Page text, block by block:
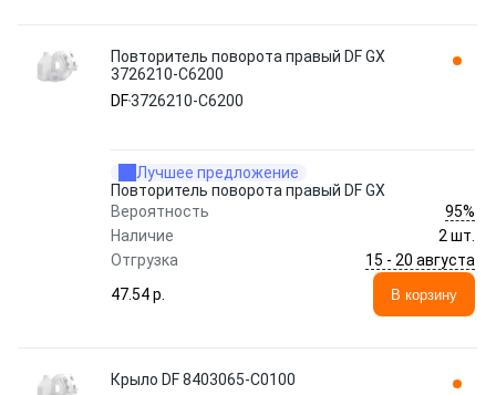
Повторитель поворота правый DF GX
3726210-C6200
DF3726210-C6200
Лучшее предложение
Повторитель поворота правый DF GX
Вероятность
95%
Наличие
2 шт.
Отгрузка
15 - 20 августа
47.54 p.
В корзину
Крыло DF 8403065-C0100